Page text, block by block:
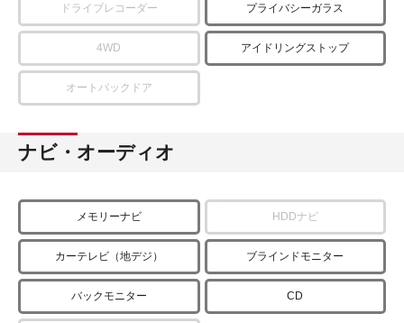
ドライブレコーダー プライバシーガラス
4WD アイドリングストップ
オートバックドア
ナビ・オーディオ
メモリーナビ HDDナビ
カーテレビ（地デジ） ブラインドモニター
バックモニター CD